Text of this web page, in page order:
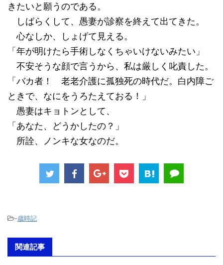
きたいと願うのである。
しばらくして、愚妻が診察を終えて出てきた。
心なしか、しょげて見える。
「年が明けたら手術しなくちゃいけないみたい」
不安そうな顔で言うから、私は厳しく叱責した。
「バカ者！ 老老介護に孤独死の時代だ。白内障ご
ときで、なにをうろたえておる！」
愚妻はキョトンとして、
「あなた、どうかしたの？」
所詮、ノンキな女なのだ。
-歳時記
関連記事